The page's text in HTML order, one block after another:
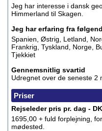
Jeg har interesse i dansk
Himmerland til Skagen.
Jeg har erfaring fra
Spanien, Østrig, Letland,
Frankrig, Tyskland, Norge,
Tjekkiet
Gennemsnitlig svartid
Udregnet over de seneste 2
Priser
Rejseleder pris pr. dag -
1695,00 + fuld forplejning,
mødested.